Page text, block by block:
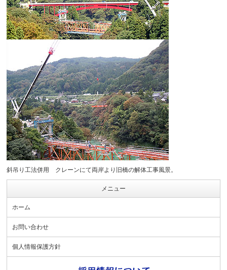
斜吊り工法併用 クレーンにて両岸より旧橋の解体工事風景。
メニュー
ホーム
お問い合わせ
個人情報保護方針